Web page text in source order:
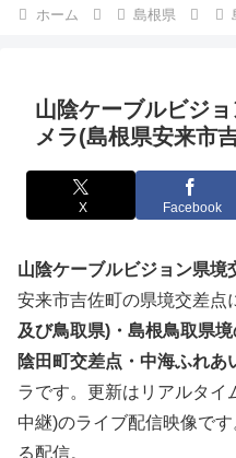
ホーム 島根県
山陰ケーブルビジ
メラ(島根県安来市
X Facebook
山陰ケーブルビジョン県境
安来市吉佐町の県境交差点
及び鳥取県)・島根鳥取県
陰田町交差点・中海ふれあ
ラです。更新はリアルタイ
中継)のライブ配信映像で
る配信。